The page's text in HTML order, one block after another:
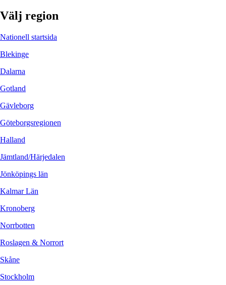
Välj region
Nationell startsida
Blekinge
Dalarna
Gotland
Gävleborg
Göteborgsregionen
Halland
Jämtland/Härjedalen
Jönköpings län
Kalmar Län
Kronoberg
Norrbotten
Roslagen & Norrort
Skåne
Stockholm